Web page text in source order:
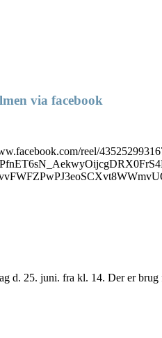
via facebook
reel/
d. 25. juni. fra kl. 14. Der er